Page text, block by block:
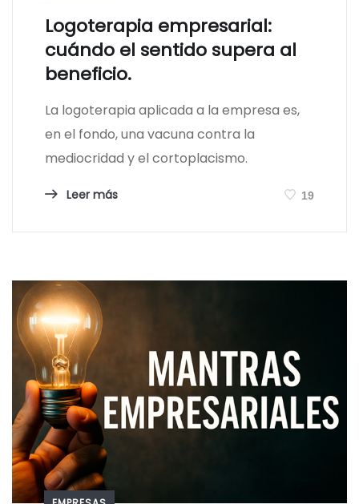
Logoterapia empresarial:
cuándo el sentido supera al
beneficio.
La logoterapia aplicada a la empresa es,
en el fondo, una vacuna contra la
mediocridad y el cortoplacismo.
Leer más 19